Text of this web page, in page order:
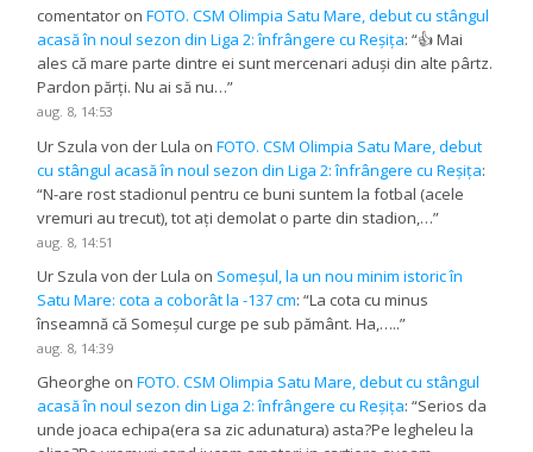
comentator onFOTO. CSM Olimpia Satu Mare, debut cu stângul
acasă în noul sezon din Liga 2: înfrângere cu Reșița: “👍 Mai
ales că mare parte dintre ei sunt mercenari aduși din alte pârtz.
Pardon părți. Nu ai să nu…”
aug. 8, 14:53
Ur Szula von der Lula onFOTO. CSM Olimpia Satu Mare, debut
cu stângul acasă în noul sezon din Liga 2: înfrângere cu Reșița:
“N-are rost stadionul pentru ce buni suntem la fotbal (acele
vremuri au trecut), tot ați demolat o parte din stadion,…”
aug. 8, 14:51
Ur Szula von der Lula on Someșul, la un nou minim istoric în
Satu Mare: cota a coborât la -137 cm: “La cota cu minus
înseamnă că Someșul curge pe sub pământ. Ha,…..”
aug. 8, 14:39
Gheorghe onFOTO. CSM Olimpia Satu Mare, debut cu stângul
acasă în noul sezon din Liga 2: înfrângere cu Reșița: “Serios da
unde joaca echipa(era sa zic adunatura) asta?Pe legheleu la